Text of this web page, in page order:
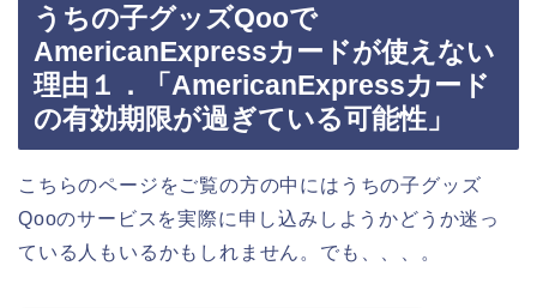
うちの子グッズQooで
AmericanExpressカードが使えない
理由１．「AmericanExpressカード
の有効期限が過ぎている可能性」
こちらのページをご覧の方の中にはうちの子グッズ
Qooのサービスを実際に申し込みしようかどうか迷っ
ている人もいるかもしれません。でも、、、。